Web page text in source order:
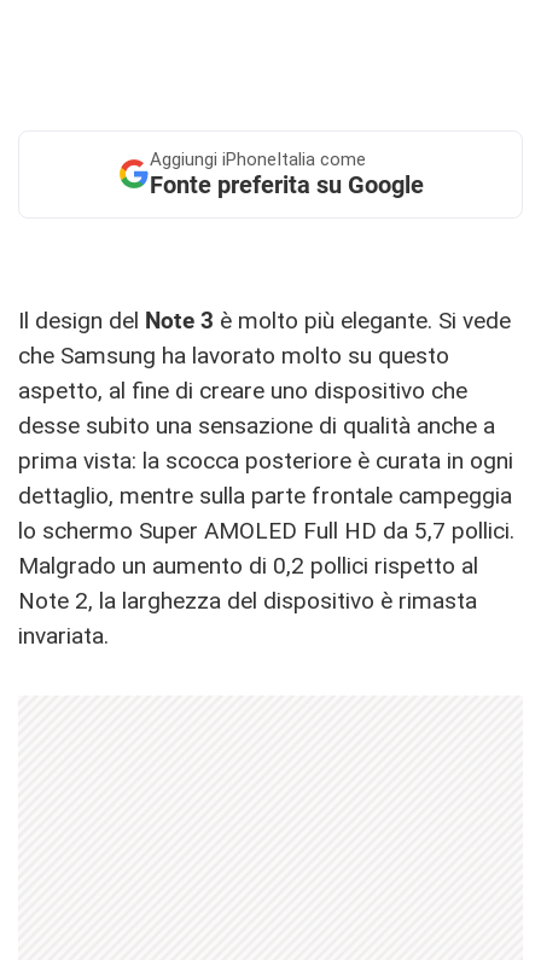
Aggiungi iPhoneItalia come
Fonte preferita su Google
Il design del Note 3 è molto più elegante. Si vede
che Samsung ha lavorato molto su questo
aspetto, al fine di creare uno dispositivo che
desse subito una sensazione di qualità anche a
prima vista: la scocca posteriore è curata in ogni
dettaglio, mentre sulla parte frontale campeggia
lo schermo Super AMOLED Full HD da 5,7 pollici.
Malgrado un aumento di 0,2 pollici rispetto al
Note 2, la larghezza del dispositivo è rimasta
invariata.